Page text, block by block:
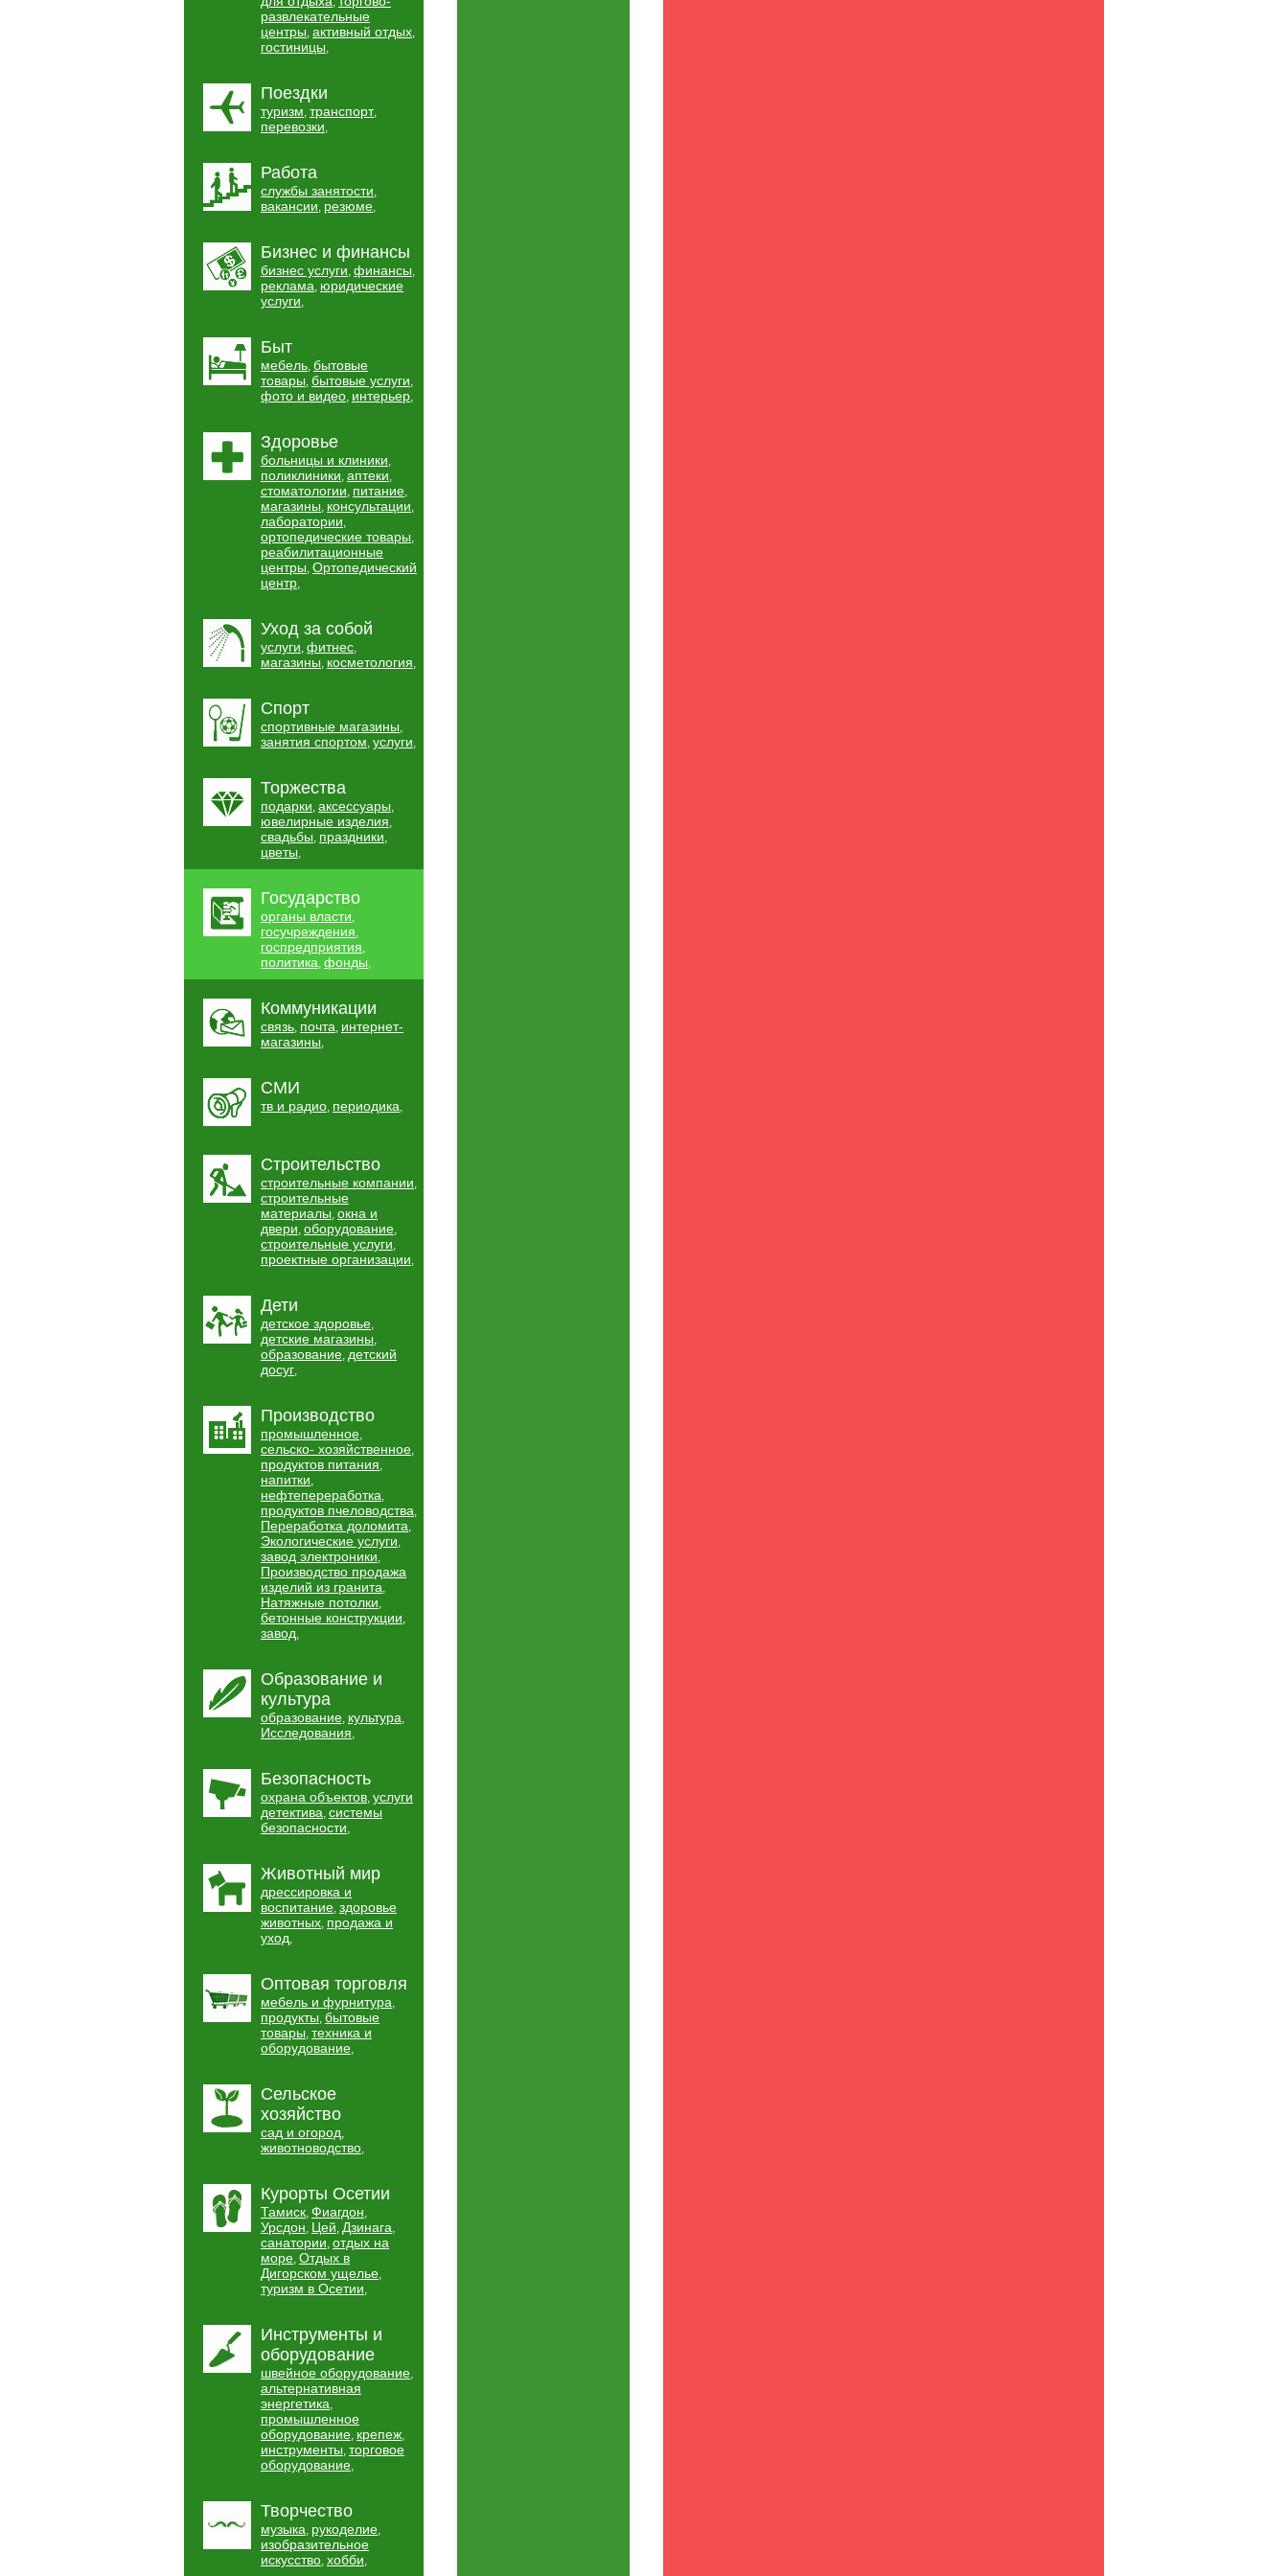
развлекательные
центры, активный отдых,
гостиницы,
Поездки
туризм, транспорт,
перевозки,
Работа
службы занятости,
вакансии, резюме,
Бизнес и финансы
бизнес услуги, финансы,
реклама, юридические
услуги,
Быт
мебель, бытовые
товары, бытовые услуги,
фото и видео, интерьер,
Здоровье
больницы и клиники,
поликлиники, аптеки,
стоматологии, питание,
магазины, консультации,
лаборатории,
ортопедические товары,
реабилитационные
центры, Ортопедический
центр,
Уход за собой
услуги, фитнес,
магазины, косметология,
Спорт
спортивные магазины,
занятия спортом, услуги,
Торжества
подарки, аксессуары,
ювелирные изделия,
свадьбы, праздники,
цветы,
Государство
органы власти,
госучреждения,
госпредприятия,
политика, фонды,
Коммуникации
связь, почта, интернет-
магазины,
СМИ
тв и радио, периодика,
Строительство
строительные компании,
строительные
материалы, окна и
двери, оборудование,
строительные услуги,
проектные организации,
Дети
детское здоровье,
детские магазины,
образование, детский
досуг,
Производство
промышленное,
сельско- хозяйственное,
продуктов питания,
напитки,
нефтепереработка,
продуктов пчеловодства,
Переработка доломита,
Экологические услуги,
завод электроники,
Производство продажа
изделий из гранита,
Натяжные потолки,
бетонные конструкции,
завод,
Образование и
культура
образование, культура,
Исследования,
Безопасность
охрана объектов, услуги
детектива, системы
безопасности,
Животный мир
дрессировка и
воспитание, здоровье
животных, продажа и
уход,
Оптовая торговля
мебель и фурнитура,
продукты, бытовые
товары, техника и
оборудование,
Сельское
хозяйство
сад и огород,
животноводство,
Курорты Осетии
Тамиск, Фиагдон,
Урсдон, Цей, Дзинага,
санатории, отдых на
море, Отдых в
Дигорском ущелье,
туризм в Осетии,
Инструменты и
оборудование
швейное оборудование,
альтернативная
энергетика,
промышленное
оборудование, крепеж,
инструменты, торговое
оборудование,
Творчество
музыка, рукоделие,
изобразительное
искусство, хобби,